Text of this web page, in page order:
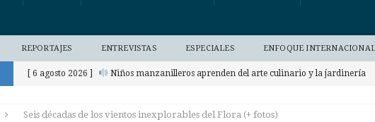
REPORTAJES ENTREVISTAS ESPECIALES ENFOQUE INTERNACIONAL
[ 6 agosto 2026 ] Niños manzanilleros aprenden del arte culinario y la jardinería
Seis décadas de los vientos inexplorables del Flora (+ fotos)